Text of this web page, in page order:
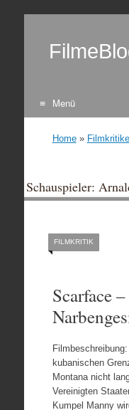
Menü
Home»
Schauspieler:
FILMKRITIK
Scarface
kubanischen
Montana nicht
Vereinigten
Kumpel Manny